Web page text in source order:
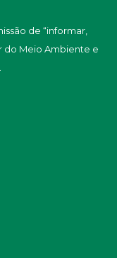
de “informar,
do Meio Ambiente e